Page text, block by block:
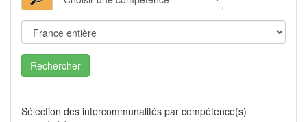
Rechercher
Sélection des intercommunalités par compétence(s)